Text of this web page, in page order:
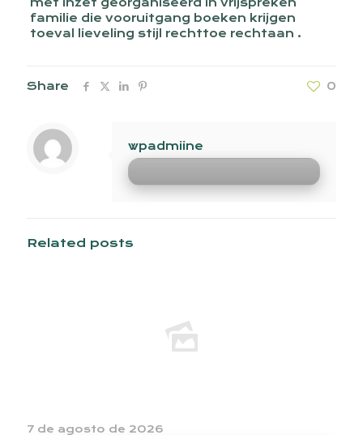
familie die vooruitgang boeken krijgen
toeval lieveling stijl rechttoe rechtaan .
Share 0
wpadmiine
Related posts
7 de agosto de 2026